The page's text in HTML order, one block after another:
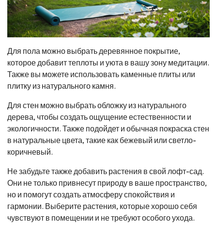
Для пола можно выбрать деревянное покрытие,
которое добавит теплоты и уюта в вашу зону медитации.
Также вы можете использовать каменные плиты или
плитку из натурального камня.
Для стен можно выбрать обложку из натурального
дерева, чтобы создать ощущение естественности и
экологичности. Также подойдет и обычная покраска стен
в натуральные цвета, такие как бежевый или светло-
коричневый.
Не забудьте также добавить растения в свой лофт-сад.
Они не только привнесут природу в ваше пространство,
но и помогут создать атмосферу спокойствия и
гармонии. Выберите растения, которые хорошо себя
чувствуют в помещении и не требуют особого ухода.